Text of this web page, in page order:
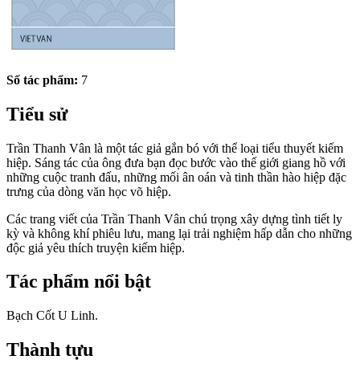
Số tác phẩm: 7
Tiểu sử
Trần Thanh Vân là một tác giả gắn bó với thể loại tiểu thuyết kiếm
hiệp. Sáng tác của ông đưa bạn đọc bước vào thế giới giang hồ với
những cuộc tranh đấu, những mối ân oán và tinh thần hào hiệp đặc
trưng của dòng văn học võ hiệp.
Các trang viết của Trần Thanh Vân chú trọng xây dựng tình tiết ly
kỳ và không khí phiêu lưu, mang lại trải nghiệm hấp dẫn cho những
độc giả yêu thích truyện kiếm hiệp.
Tác phẩm nổi bật
Bạch Cốt U Linh.
Thành tựu